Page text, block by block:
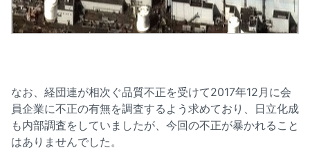
なお、経団連が相次ぐ品質不正を受けて2017年12月に会
員企業に不正の有無を調査するよう求めており、日立化成
も内部調査をしていましたが、今回の不正が暴かれること
はありませんでした。